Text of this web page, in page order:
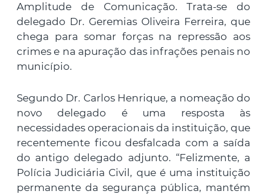
Amplitude de Comunicação. Trata-se do
delegado Dr. Geremias Oliveira Ferreira, que
chega para somar forças na repressão aos
crimes e na apuração das infrações penais no
município.
Segundo Dr. Carlos Henrique, a nomeação do
novo delegado é uma resposta às
necessidades operacionais da instituição, que
recentemente ficou desfalcada com a saída
do antigo delegado adjunto. “Felizmente, a
Polícia Judiciária Civil, que é uma instituição
permanente da segurança pública, mantém